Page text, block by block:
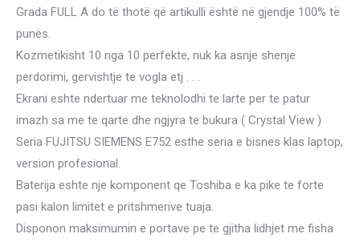
Grada FULL A do të thotë që artikulli është në gjendje 100% të
punës.
Kozmetikisht 10 nga 10 perfekte, nuk ka asnje shenje
perdorimi, gervishtje te vogla etj . . .
Ekrani eshte ndertuar me teknolodhi te larte per te patur
imazh sa me te qarte dhe ngjyra te bukura ( Crystal View )
Seria FUJITSU SIEMENS E752 esthe seria e bisnes klas laptop,
version profesional.
Baterija eshte nje komponent qe Toshiba e ka pike te forte
pasi kalon limitet e pritshmerive tuaja.
Disponon maksimumin e portave pe te gjitha lidhjet me fisha